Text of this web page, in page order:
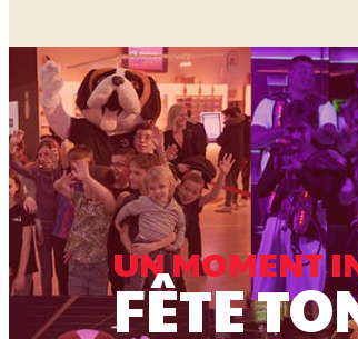
UN MOMENT
FÊTE